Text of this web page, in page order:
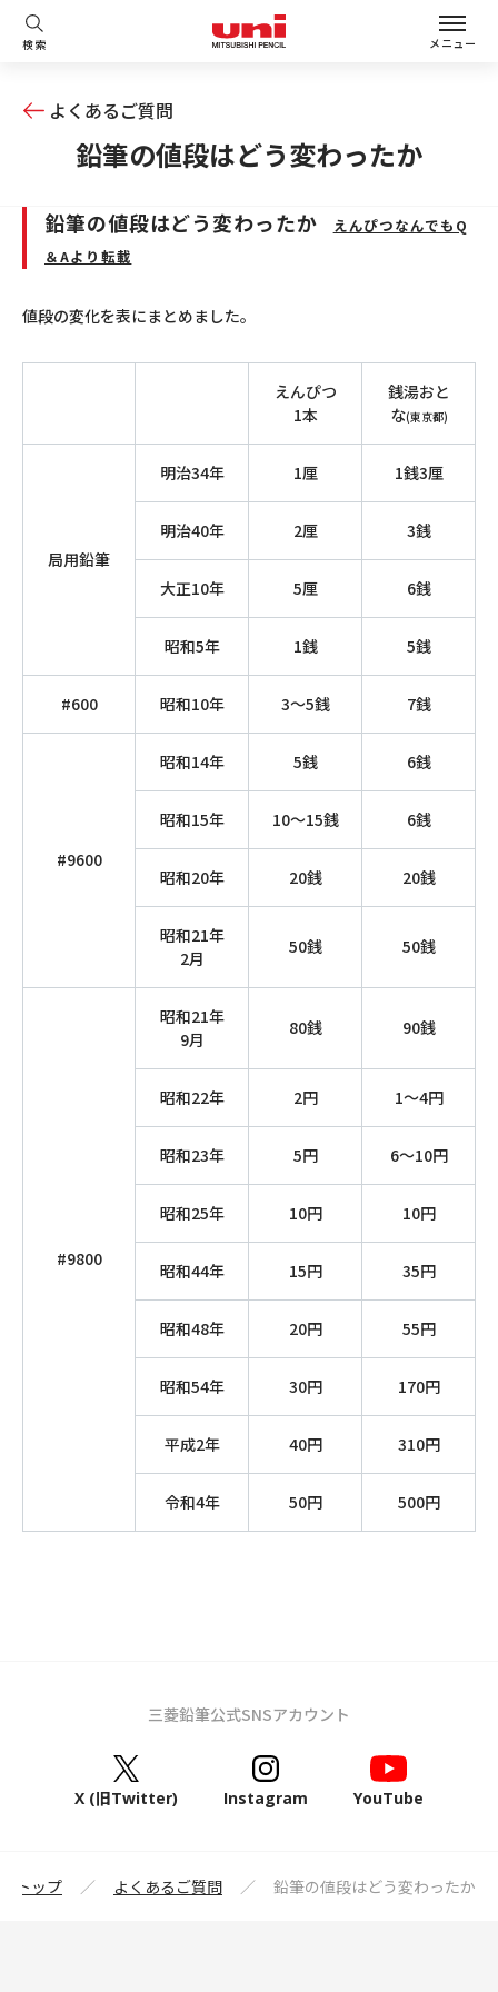
検索 メニュー
よくあるご質問
鉛筆の値段はどう変わったか
鉛筆の値段はどう変わったか
えんぴつなんでもQ
＆Aより転載
値段の変化を表にまとめました。
えんぴつ
1本
銭湯おと
な(東京都)
局用鉛筆
明治34年 1厘 1銭3厘
明治40年 2厘 3銭
大正10年 5厘 6銭
昭和5年 1銭 5銭
#600 昭和10年 3～5銭 7銭
#9600
昭和14年 5銭 6銭
昭和15年 10～15銭 6銭
昭和20年 20銭 20銭
昭和21年
2月
50銭 50銭
#9800
昭和21年
9月
80銭 90銭
昭和22年 2円 1～4円
昭和23年 5円 6～10円
昭和25年 10円 10円
昭和44年 15円 35円
昭和48年 20円 55円
昭和54年 30円 170円
平成2年 40円 310円
令和4年 50円 500円
三菱鉛筆公式SNSアカウント
X (旧Twitter) Instagram YouTube
トップ よくあるご質問 鉛筆の値段はどう変わったか